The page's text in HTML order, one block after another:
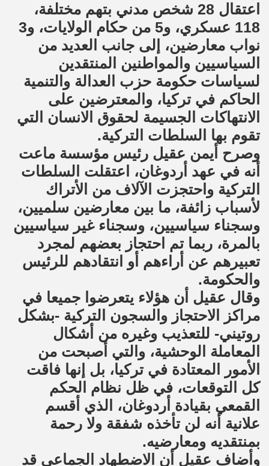
اعتقال 28 شخص مدني بتهم مختلفة،
118 عسكري، و5 من حكام الولايات، و3
نواب معارضين، إلى جانب العديد من
السياسيين والمواطنين المنتقدين
لسياسات حكومة حزب العدالة والتنمية
الحاكم في تركيا، والمعترضين على
الانتهاكات الجسيمة لحقوق الانسان التي
تقوم بها السلطات التركية.
وصرح أيمن عقيل رئيس مؤسسة ماعت
أنه في عهد أردوغان، اعتقلت السلطات
التركية واحتجزت الآلاف من الأتراك
لأسباب زائفة، ما بين معارضين سلميين،
وسجناء سياسيين، وسجناء غير سياسيين
بالمرة، ربما تم احتجاز بعضهم لمجرد
تعبيرهم عن أراءهم أو انتقادهم للرئيس
والحكومة.
وقال عقيل أن هؤلاء يتعرضوا جميعا في
مراكز الاحتجاز والسجون التركية -بشكل
روتيني- للتعذيب وغيره من أشكال
المعاملة الوحشية، والتي أصبحت من
الأمور المعتادة في تركيا، بل إنها فاقت
كل التوقعات، في ظل نظام الحكم
القمعي بقيادة أردوغان، الذي أقسم
علانية أنه لن تأخذه شفقة ولا رحمة
بمنتقديه ومعارضيه.
وأضاف عقيل أن الاضطهاد الجماعي قد